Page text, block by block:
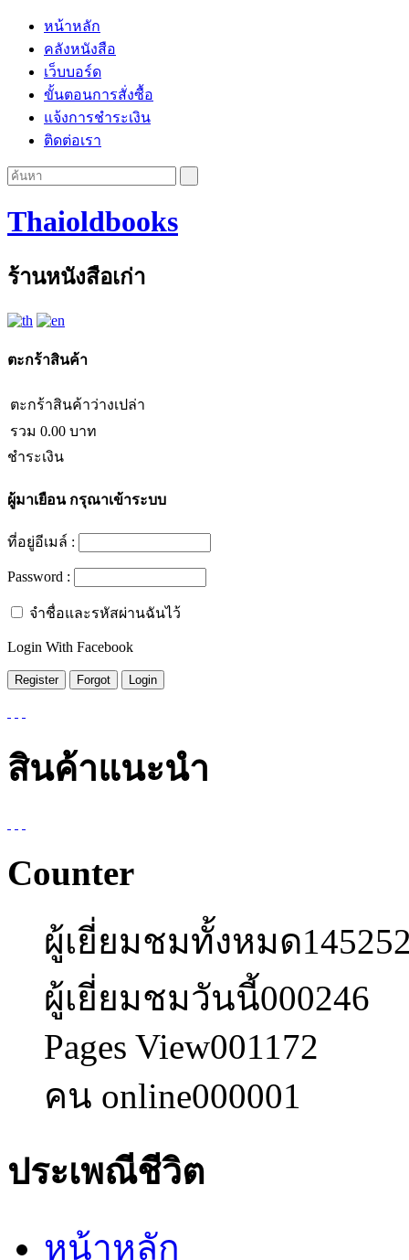
หน้าหลัก
คลังหนังสือ
เว็บบอร์ด
ขั้นตอนการสั่งซื้อ
แจ้งการชำระเงิน
ติดต่อเรา
Thaioldbooks
ร้านหนังสือเก่า
ตะกร้าสินค้า
ตะกร้าสินค้าว่างเปล่า
รวม 0.00 บาท
ชำระเงิน
ผู้มาเยือนกรุณาเข้าระบบ
ที่อยู่อีเมล์ :
Password :
จำชื่อและรหัสผ่านฉันไว้
Login With Facebook
สินค้าแนะนำ
Counter
ผู้เยี่ยมชมทั้งหมด
ผู้เยี่ยมชมวันนี้000246
Pages View001172
คน online000001
ประเพณีชีวิต
หน้าหลัก